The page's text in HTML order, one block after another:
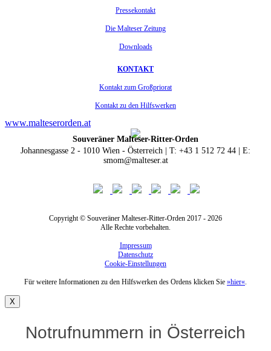
Pressekontakt
Die Malteser Zeitung
Downloads
KONTAKT
Kontakt zum Großpriorat
Kontakt zu den Hilfswerken
www.malteserorden.at
Souveräner Malteser-Ritter-Orden
Johannesgasse 2 - 1010 Wien - Österreich | T: +43 1 512 72 44 | E:
smom@malteser.at
Copyright © Souveräner Malteser-Ritter-Orden 2017 - 2026
Alle Rechte vorbehalten.
Impressum
Datenschutz
Cookie-Einstellungen
Für weitere Informationen zu den Hilfswerken des Ordens klicken Sie »hier«.
X
Notrufnummern in Österreich